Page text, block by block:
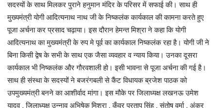
सदस्यों के साथ मिलकर पुराने हनुमान मंदिर के परिसर में सफाई की। साथ ही
मुख्यमंत्री योगी आदित्यनाथ नाथ जी के निष्कलंक कार्यकाल की कामना करते हुए
पूजा अर्चना कर प्रसाद चढ़ाया। इस दौरान हेमन्त मिश्रा ने कहा कि योगी
आदित्यनाथ का मुख्यमंत्री के रुप मे पूर्व का कार्यकाल निष्कलंक रहा है। योगी जी ने
बिना किसी द्वेष के सभी के साथ एक जैसा व्यवहार व न्याय किया। उनका दूसरा
कार्यकाल भी निष्कलंक और गौरवशाली हो। इसी भावना से पूजा अर्चना की गई है।
साथ ही संस्था के सदस्यों ने बजरंगबली से कैंट विधायक ब्रजेश पाठक को
उपमुख्यमंत्री बनने का आशीर्वाद मांगा। इस मौके पर जिलाध्यक्ष लखनऊ उमेश
यादव , जिलाध्यक्ष उन्नाव अभिषेक मिश्रा , कुँवर प्रताप सिंह , संतोष वर्मा , अंकुर